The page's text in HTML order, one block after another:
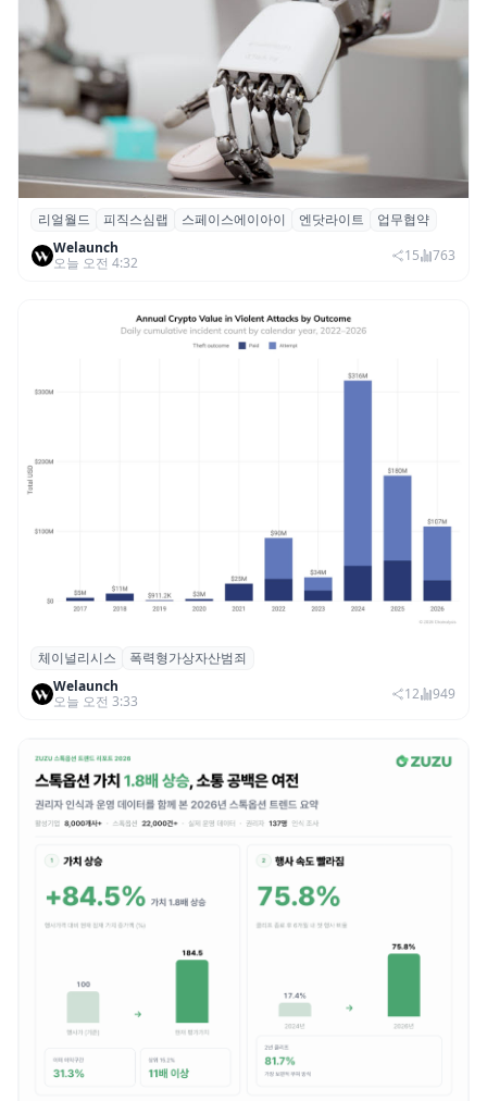
리얼월드, 로봇테크 스타트업 3곳과 손잡고
휴머노이드 표준 만든다
리얼월드 피직스심랩 스페이스에이아이 엔닷라이트
업무협약
Welaunch
오늘 오전 4:32
15 763
체이널리시스 “가상자산 보유자 대상 폭력
범죄 증가…상반기 탈취액 3000만 달러 돌파
체이널리시스
폭력형가상자산범죄
Welaunch
오늘 오전 3:33
12 949